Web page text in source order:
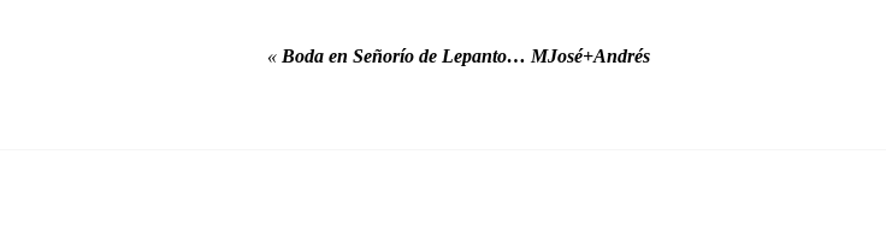
« Boda en Señorío de Lepanto… MJosé+Andrés